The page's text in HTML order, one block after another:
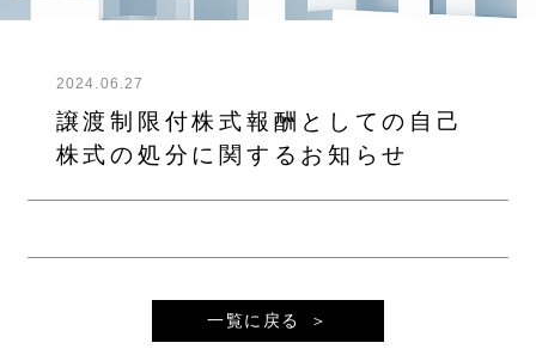
2024.06.27
譲渡制限付株式報酬としての自己
株式の処分に関するお知らせ
一覧に戻る